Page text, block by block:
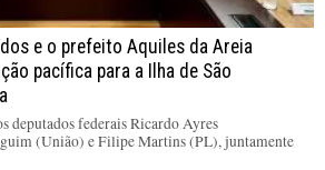
e o prefeito Aquiles da Areia
pacífica para a Ilha de São
deputados federais Ricardo Ayres
(União) e Filipe Martins (PL), juntamente